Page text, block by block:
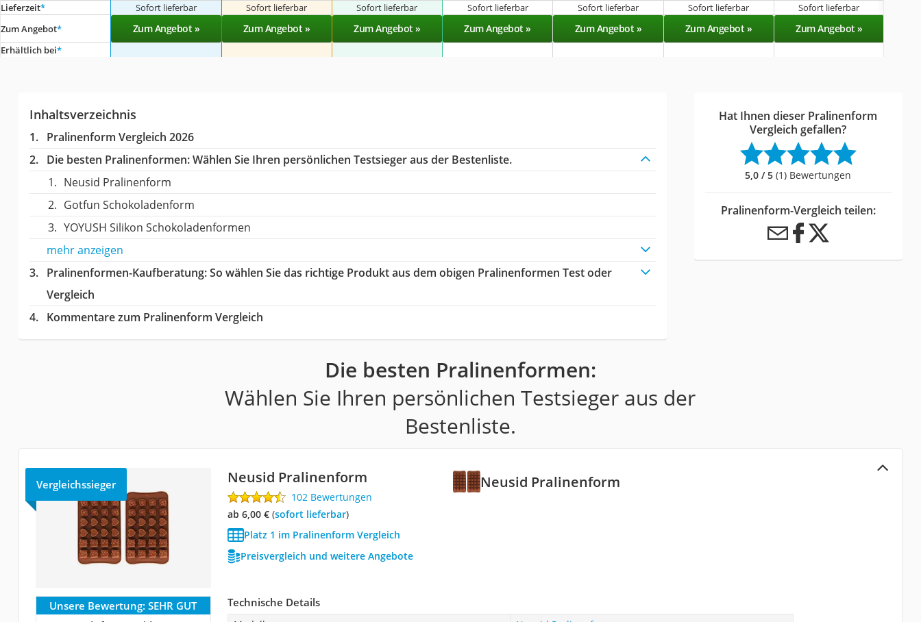
Lieferzeit* Sofort lieferbar Sofort lieferbar Sofort lieferbar Sofort lieferbar Sofort lieferbar Sofort lieferbar Sofort lieferbar
Zum Angebot* Zum Angebot » Zum Angebot » Zum Angebot » Zum Angebot » Zum Angebot » Zum Angebot » Zum Angebot »
Erhältlich bei*
Inhaltsverzeichnis
Pralinenform Vergleich 2026
Die besten Pralinenformen:Wählen Sie Ihren persönlichen Testsieger aus der Bestenliste.
Neusid Pralinenform
Gotfun Schokoladenform
YOYUSH Silikon Schokoladenformen
mehr anzeigen
Pralinenformen-Kaufberatung: So wählen Sie das richtige Produkt aus dem obigen Pralinenformen Test oder
Vergleich
Kommentare zum Pralinenform Vergleich
Hat Ihnen dieser Pralinenform
Vergleich gefallen?
5,0 / 5 (1) Bewertungen
Pralinenform-Vergleich teilen:
Die besten Pralinenformen:
Wählen Sie Ihren persönlichen Testsieger aus der
Bestenliste.
Neusid Pralinenform
Vergleichssieger Neusid Pralinenform
102 Bewertungen
ab 6,00 €( Sofort lieferbar)
Platz 1 im Pralinenform Vergleich
Preisvergleich und weitere Angebote
Unsere Bewertung: SEHR GUT
Technische Details